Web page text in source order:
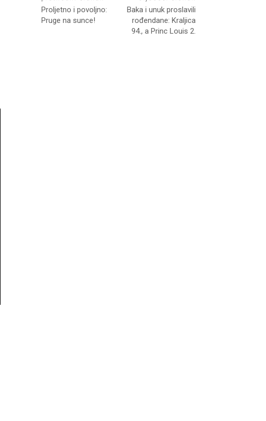
Proljetno i povoljno:
Pruge na sunce!
Baka i unuk proslavili
rođendane: Kraljica
94., a Princ Louis 2.